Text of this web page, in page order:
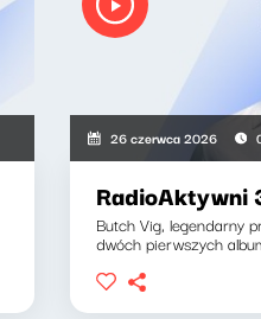
26 czerwca 2026
RadioAktywni
Butch Vig, legendarny
dwóch pierwszych